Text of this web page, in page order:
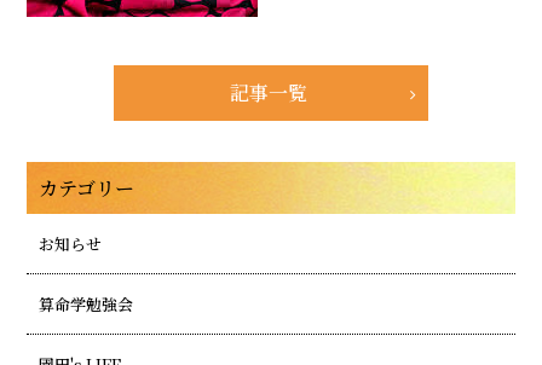
記事一覧
カテゴリー
お知らせ
算命学勉強会